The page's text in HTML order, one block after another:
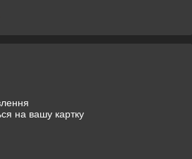
на вашу картку